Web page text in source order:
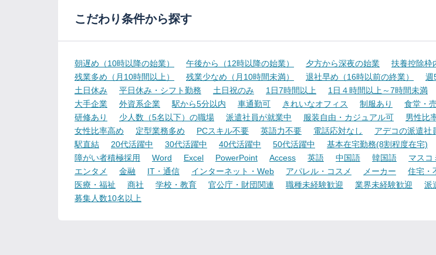
こだわり条件から探す
朝遅め（10時以降の始業） 午後から（12時以降の始業） 夕方から深夜の始業 扶養控除枠
残業多め（月10時間以上）
残業少なめ（月10時間未満） 退社早め（16時以前の終業） 週
土日休み
平日休み・シフト勤務 土日祝のみ 1日7時間以上 1日４時間以上～7時間未満
大手企業
外資系企業 駅から5分以内 車通勤可 きれいなオフィス 制服あり
食堂・
研修あり
少人数（5名以下）の職場 派遣社員が就業中 服装自由・カジュアル可
男性比
女性比率高め
定型業務多め PCスキル不要 英語力不要 電話応対なし
アデコの派遣社
駅直結
20代活躍中 30代活躍中 40代活躍中 50代活躍中 基本在宅勤務(8割程度在宅)
障がい者積極採用
Word Excel PowerPoint Access 英語 中国語 韓国語
マスコ
エンタメ
金融 IT・通信 インターネット・Web アパレル・コスメ メーカー
住宅・
医療・福祉
商社 学校・教育 官公庁・財団関連 職種未経験歓迎 業界未経験歓迎
派
募集人数10名以上